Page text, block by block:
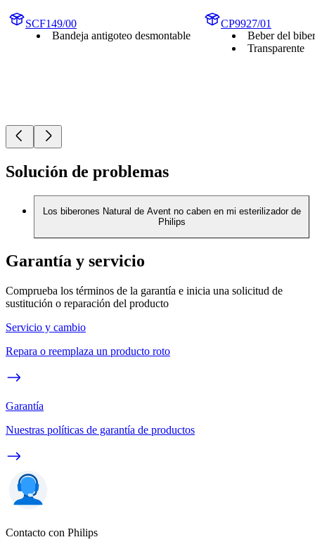
SCF149/00
Bandeja antigoteo desmontable
CP9927/01
Beber del
Transparente
Solución de problemas
Los biberones Natural de Avent no caben en mi esterilizador de
Philips
Garantía y servicio
Comprueba los términos de la garantía e inicia una solicitud de
sustitución o reparación del producto
Servicio y cambio
Repara o reemplaza un producto roto
Garantía
Nuestras políticas de garantía de productos
Contacto con Philips